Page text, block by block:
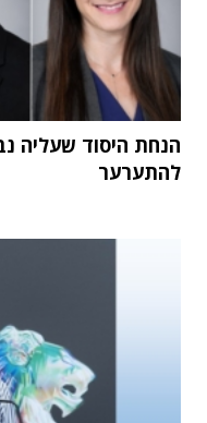
הנחת היסוד שעליה
להתערער